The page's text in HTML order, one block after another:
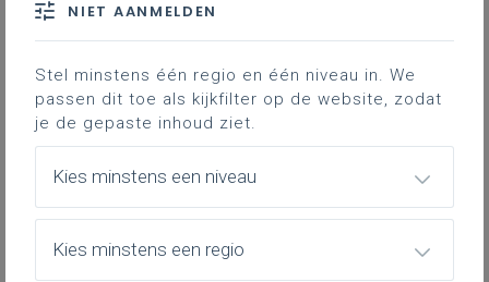
NIET AANMELDEN
Stel minstens één regio en één niveau in. We
passen dit toe als kijkfilter op de website, zodat
je de gepaste inhoud ziet.
Kies minstens een niveau
Kies minstens een regio